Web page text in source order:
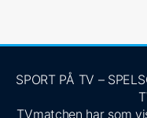
SPORT PÅ TV –
TVmatchen har som